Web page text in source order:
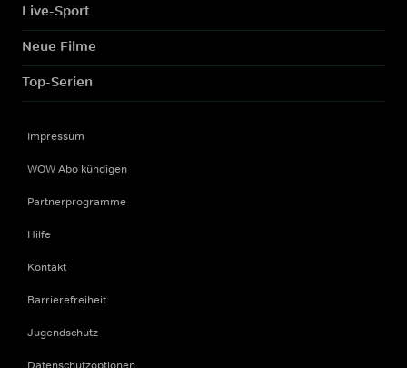
Live-Sport
Neue Filme
Top-Serien
Impressum
WOW Abo kündigen
Partnerprogramme
Hilfe
Kontakt
Barrierefreiheit
Jugendschutz